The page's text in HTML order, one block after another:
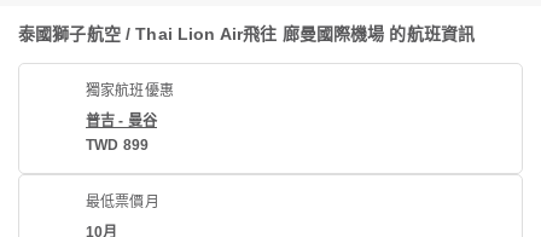
泰國獅子航空 / Thai Lion Air飛往 廊曼國際機場 的航班資訊
獨家航班優惠
普吉 - 曼谷
TWD 899
最低票價月
10月